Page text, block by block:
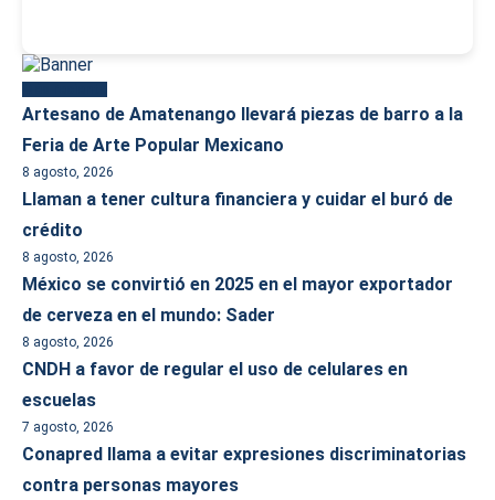
Artesano de Amatenango llevará piezas de barro a la
Feria de Arte Popular Mexicano
8 agosto, 2026
Llaman a tener cultura financiera y cuidar el buró de
crédito
8 agosto, 2026
México se convirtió en 2025 en el mayor exportador
de cerveza en el mundo: Sader
8 agosto, 2026
CNDH a favor de regular el uso de celulares en
escuelas
7 agosto, 2026
Conapred llama a evitar expresiones discriminatorias
contra personas mayores